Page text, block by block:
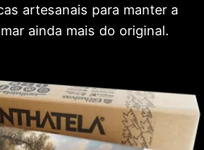
artesanais para manter a
ainda mais do original.